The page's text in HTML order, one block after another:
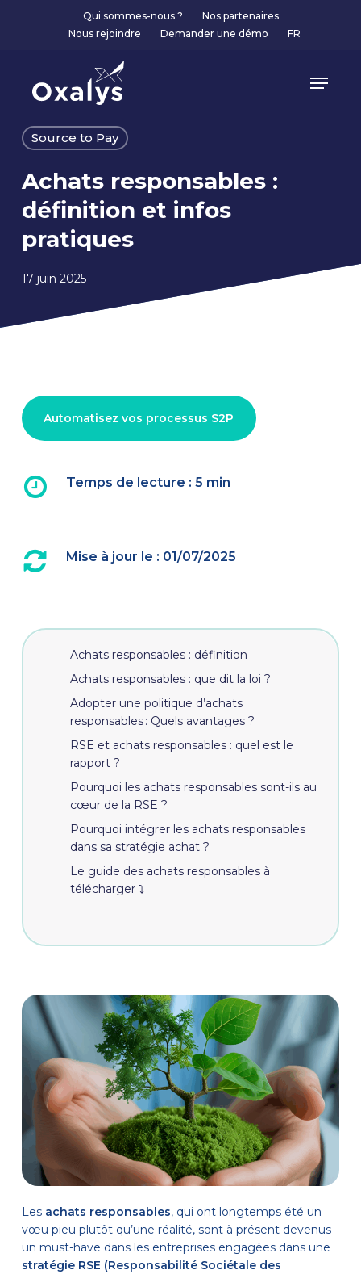
Qui sommes-nous ?
Nos partenaires
Nous rejoindre
Demander une démo FR
Menu
Source to Pay
Achats responsables :
définition et infos
pratiques
17 juin 2025
Automatisez vos processus S2P
Temps de lecture : 5 min
Mise à jour le : 01/07/2025
Achats responsables : définition
Achats responsables : que dit la loi ?
Adopter une politique d’achats
responsables : Quels avantages ?
RSE et achats responsables : quel est le
rapport ?
Pourquoi les achats responsables sont-ils au
cœur de la RSE ?
Pourquoi intégrer les achats responsables
dans sa stratégie achat ?
Le guide des achats responsables à
télécharger ⤵️
Les achats responsables, qui ont longtemps été un
vœu pieu plutôt qu’une réalité, sont à présent devenus
un must-have dans les entreprises engagées dans une
stratégie RSE (Responsabilité Sociétale des